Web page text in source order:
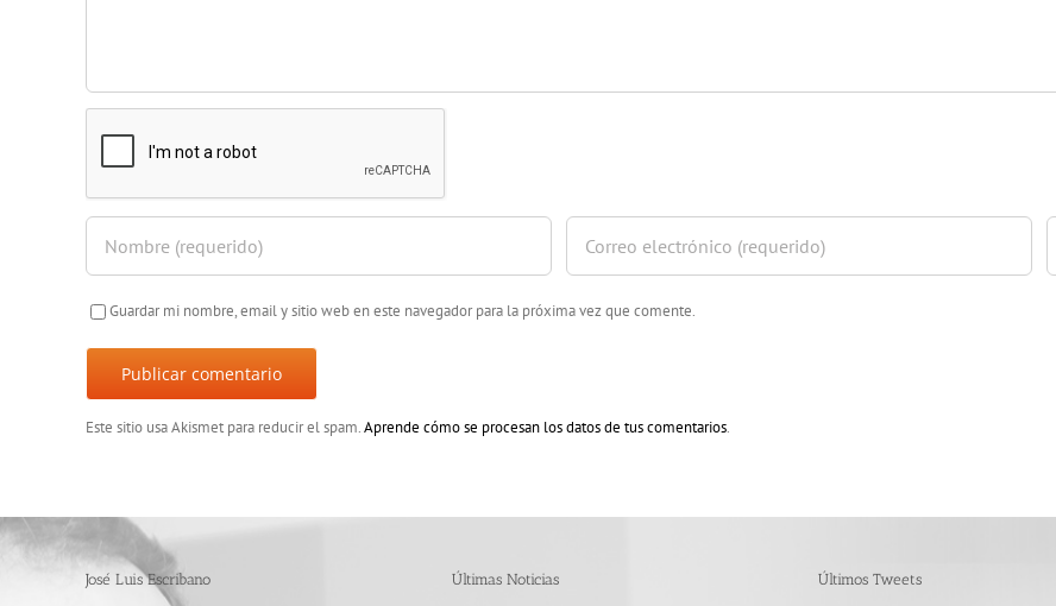
Guardar mi nombre, email y sitio web en este navegador para la próxima vez que comente.
Este sitio usa Akismet para reducir el spam.Aprende cómo se procesan los datos de tus comentarios.
José Luis Escribano Últimas Noticias Últimos Tweets